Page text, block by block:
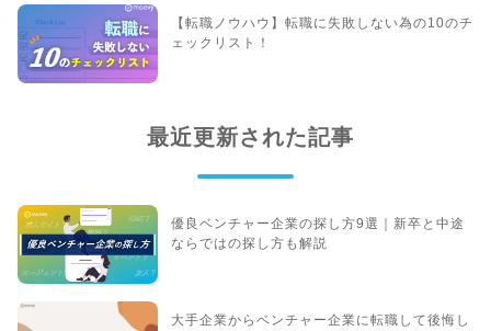
【転職ノウハウ】転職に失敗しない為の10のチ
ェックリスト！
最近更新された記事
優良ベンチャー企業の探し方9選｜新卒と中途
ならではの探し方も解説
大手企業からベンチャー企業に転職して後悔し